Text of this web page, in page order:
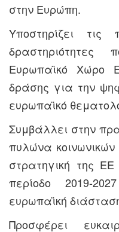
στην Ευρώπη.
Υποστηρίζει τις
δραστηριότητες
Ευρωπαϊκό Χώρο
δράσης για την
ευρωπαϊκό
Συμβάλλει στην
πυλώνα κοινωνικών
στρατηγική της
περίοδο 2019-
ευρωπαϊκή
Προσφέρει